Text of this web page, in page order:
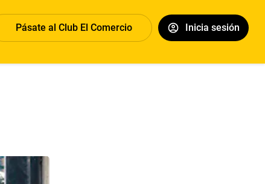
Pásate al Club El Comercio Inicia sesión